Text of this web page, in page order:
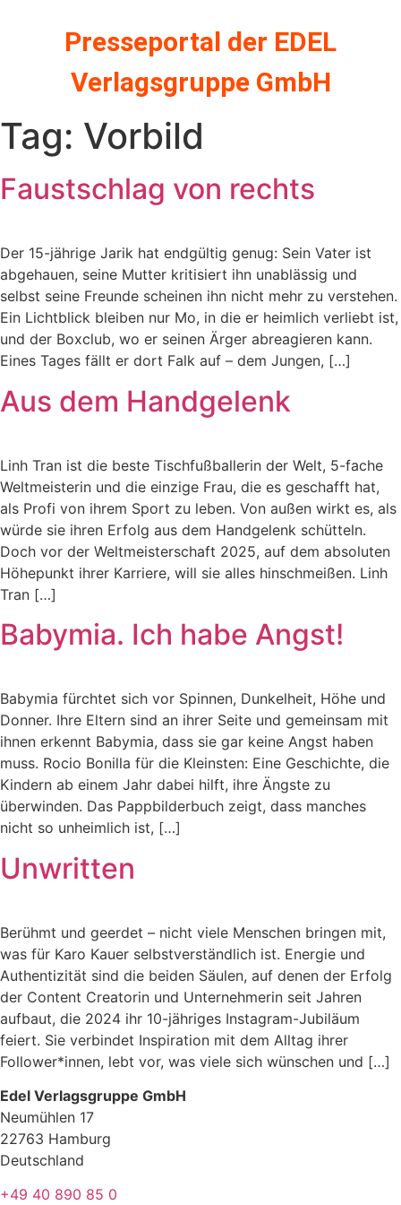
Presseportal der EDEL
Verlagsgruppe GmbH
Tag: Vorbild
Faustschlag von rechts
Der 15-jährige Jarik hat endgültig genug: Sein Vater ist
abgehauen, seine Mutter kritisiert ihn unablässig und
selbst seine Freunde scheinen ihn nicht mehr zu verstehen.
Ein Lichtblick bleiben nur Mo, in die er heimlich verliebt ist,
und der Boxclub, wo er seinen Ärger abreagieren kann.
Eines Tages fällt er dort Falk auf – dem Jungen, […]
Aus dem Handgelenk
Linh Tran ist die beste Tischfußballerin der Welt, 5-fache
Weltmeisterin und die einzige Frau, die es geschafft hat,
als Profi von ihrem Sport zu leben. Von außen wirkt es, als
würde sie ihren Erfolg aus dem Handgelenk schütteln.
Doch vor der Weltmeisterschaft 2025, auf dem absoluten
Höhepunkt ihrer Karriere, will sie alles hinschmeißen. Linh
Tran […]
Babymia. Ich habe Angst!
Babymia fürchtet sich vor Spinnen, Dunkelheit, Höhe und
Donner. Ihre Eltern sind an ihrer Seite und gemeinsam mit
ihnen erkennt Babymia, dass sie gar keine Angst haben
muss. Rocio Bonilla für die Kleinsten: Eine Geschichte, die
Kindern ab einem Jahr dabei hilft, ihre Ängste zu
überwinden. Das Pappbilderbuch zeigt, dass manches
nicht so unheimlich ist, […]
Unwritten
Berühmt und geerdet – nicht viele Menschen bringen mit,
was für Karo Kauer selbstverständlich ist. Energie und
Authentizität sind die beiden Säulen, auf denen der Erfolg
der Content Creatorin und Unternehmerin seit Jahren
aufbaut, die 2024 ihr 10-jähriges Instagram-Jubiläum
feiert. Sie verbindet Inspiration mit dem Alltag ihrer
Follower*innen, lebt vor, was viele sich wünschen und […]
Edel Verlagsgruppe GmbH
Neumühlen 17
22763 Hamburg
Deutschland
+49 40 890 85 0